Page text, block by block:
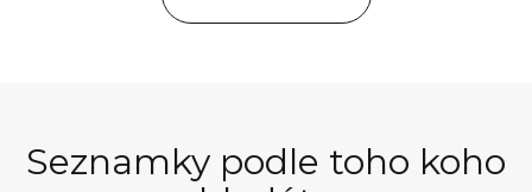
Seznamky podle toho koho